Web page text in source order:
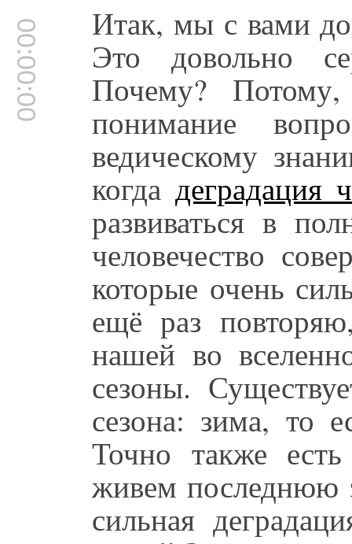
00:00:00 Итак, мы с вами
Это довольно
Почему?
понимание
ведическому
когда деградация
развиваться в
человечество
которые очень
ещё раз
нашей во
сезоны.
сезона: зима, то
Точно также
живем последнюю
сильная